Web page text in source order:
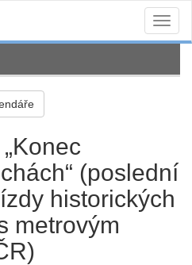
„Konec
(poslední
historických
metrovým